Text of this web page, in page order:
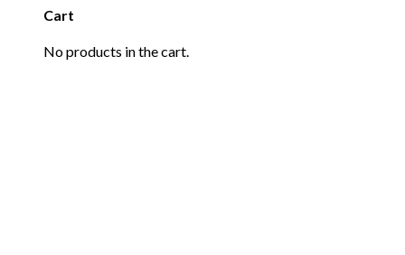
Cart
No products in the cart.